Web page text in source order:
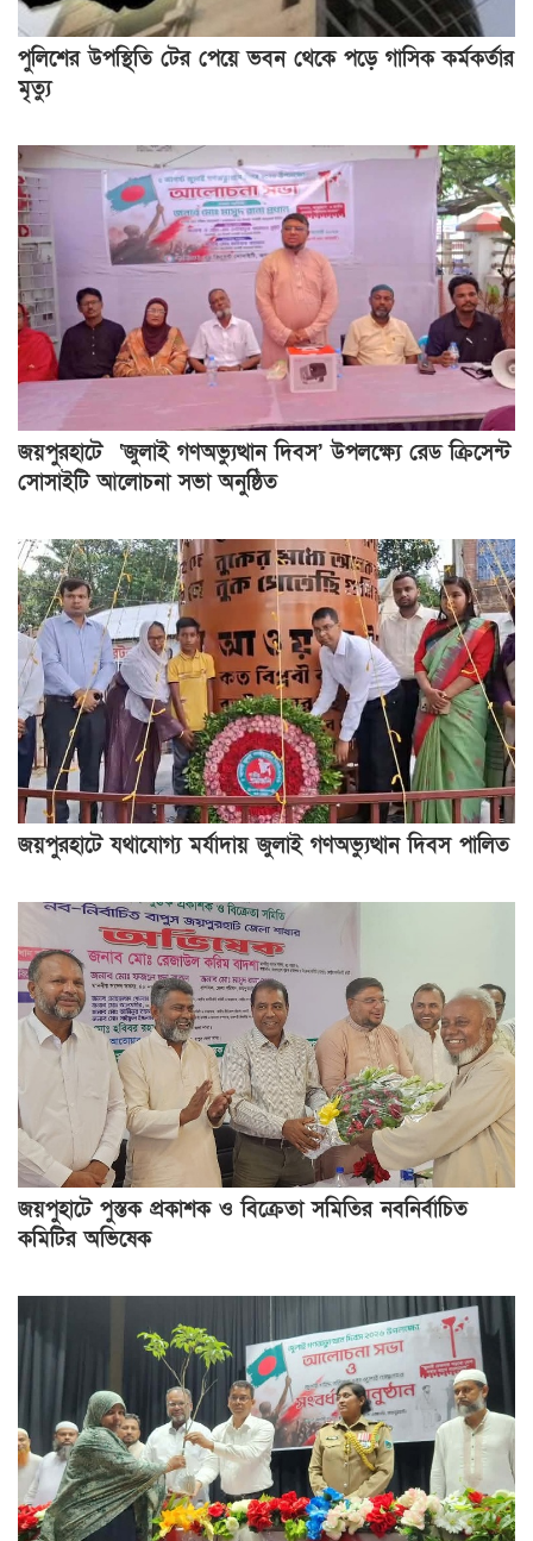
পুলিশের উপস্থিতি টের পেয়ে ভবন থেকে পড়ে গাসিক কর্মকর্তার
মৃত্যু
জয়পুরহাটে ‘জুলাই গণঅভ্যুত্থান দিবস’ উপলক্ষ্যে রেড ক্রিসেন্ট
সোসাইটি আলোচনা সভা অনুষ্ঠিত
জয়পুরহাটে যথাযোগ্য মর্যাদায় জুলাই গণঅভ্যুত্থান দিবস পালিত
জয়পুহাটে পুস্তক প্রকাশক ও বিক্রেতা সমিতির নবনির্বাচিত
কমিটির অভিষেক